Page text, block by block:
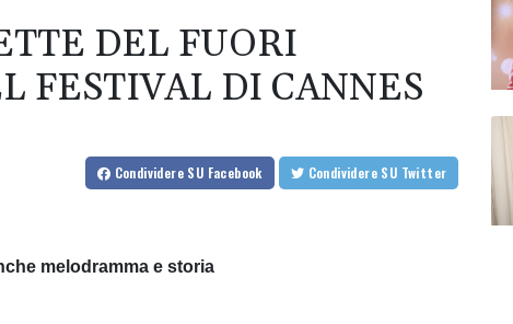
DEL FUORI
FESTIVAL DI CANNES
Condividere SU Facebook Condividere SU Twitter
melodramma e storia